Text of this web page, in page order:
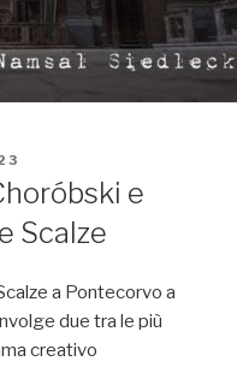
e
Scalze
a Pontecorvo a
due tra le più
creativo